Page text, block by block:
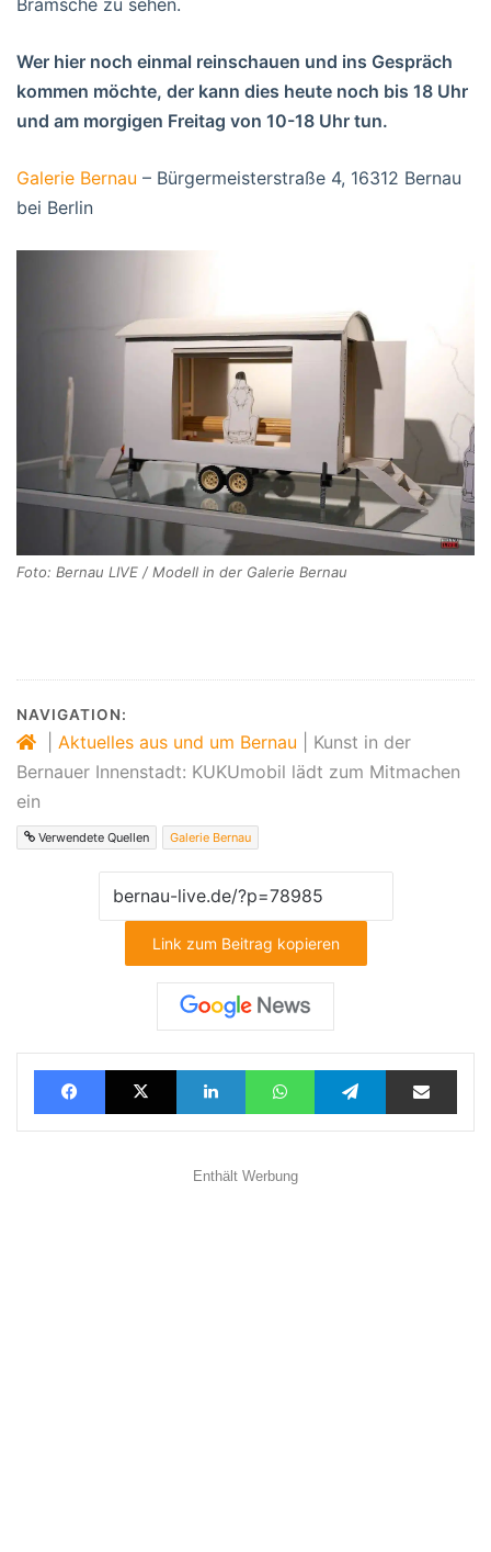
Wer hier noch einmal reinschauen und ins Gespräch
kommen möchte, der kann dies heute noch bis 18 Uhr
und am morgigen Freitag von 10-18 Uhr tun.
Galerie Bernau – Bürgermeisterstraße 4, 16312 Bernau
bei Berlin
Foto: Bernau LIVE / Modell in der Galerie Bernau
NAVIGATION:
Aktuelles aus und um Bernau
Kunst in der
Bernauer Innenstadt: KUKUmobil lädt zum Mitmachen
ein
Verwendete Quellen Galerie Bernau
Link zum Beitrag kopieren
FacebookX LinkedInWhatsAppTelegramTeilen via E-Mail
Enthält Werbung